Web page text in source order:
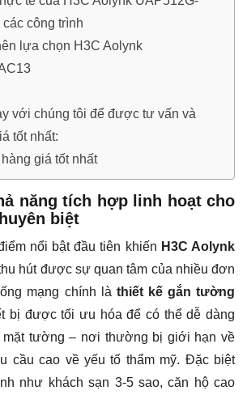
công trình
lựa chọn H3C Aolynk
với chúng tôi để được tư vấn và
tốt nhất:
giá tốt nhất
năng tích hợp linh hoạt cho
biệt
nổi bật đầu tiên khiến H3C Aolynk
hút được sự quan tâm của nhiều đơn
mạng chính là thiết kế gắn tường
bị được tối ưu hóa để có thể dễ dàng
mặt tường – nơi thường bị giới hạn về
cầu cao về yếu tố thẩm mỹ. Đặc biệt
như khách sạn 3-5 sao, căn hộ cao